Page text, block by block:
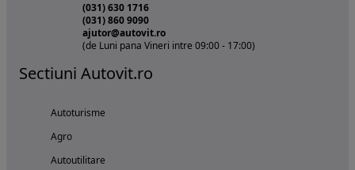
(031) 630 1716
(031) 860 9090
ajutor@autovit.ro
(de Luni pana Vineri intre 09:00 - 17:00)
Sectiuni Autovit.ro
Autoturisme
Agro
Autoutilitare